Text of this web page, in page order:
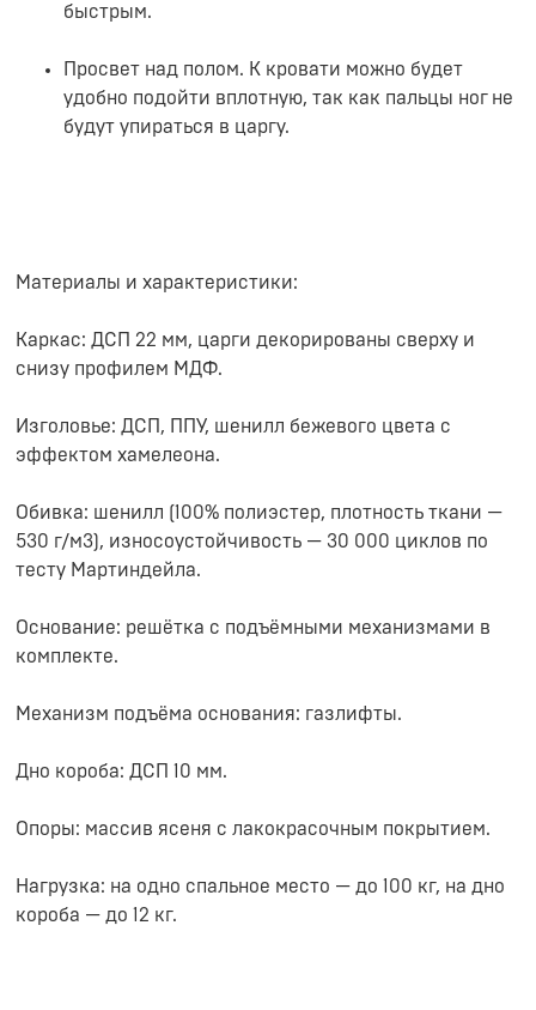
быстрым.
Просвет над полом. К кровати можно будет
удобно подойти вплотную, так как пальцы ног не
будут упираться в царгу.
Материалы и характеристики:
Каркас: ДСП 22 мм, царги декорированы сверху и
снизу профилем МДФ.
Изголовье: ДСП, ППУ, шенилл бежевого цвета с
эффектом хамелеона.
Обивка: шенилл (100% полиэстер, плотность ткани —
530 г/м3), износоустойчивость — 30 000 циклов по
тесту Мартиндейла.
Основание: решётка с подъёмными механизмами в
комплекте.
Механизм подъёма основания: газлифты.
Дно короба: ДСП 10 мм.
Опоры: массив ясеня с лакокрасочным покрытием.
Нагрузка: на одно спальное место — до 100 кг, на дно
короба — до 12 кг.